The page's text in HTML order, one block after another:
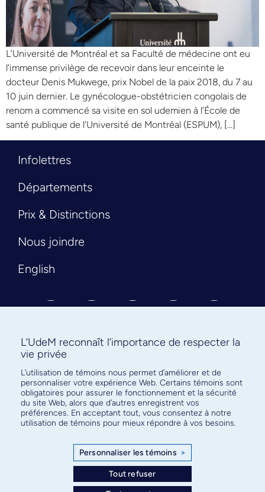
L’Université de Montréal et sa Faculté de médecine ont eu
l’immense privilège de recevoir dans leur enceinte le
docteur Denis Mukwege, prix Nobel de la paix 2018, du 7 au
10 juin dernier. Le gynécologue-obstétricien congolais de
renom a commencé sa visite en sol udemien à l’École de
santé publique de l’Université de Montréal (ESPUM), […]
Infolettres
Départements
Prix & Distinctions
Nous joindre
English
Abonnez-vous à notre infolettre
pour connaître l’actualité facultaire
L’UdeM reconnaît l’importance de respecter la
vie privée
L’utilisation de témoins nous permet d’améliorer et de
personnaliser votre expérience Web. Certains témoins sont
obligatoires pour assurer le fonctionnement et la sécurité
du site Web, alors que d’autres enregistrent vos
préférences. En acceptant tout, vous consentez à notre
utilisation de témoins pour mieux répondre à vos besoins.
Personnaliser les témoins >
Tout refuser